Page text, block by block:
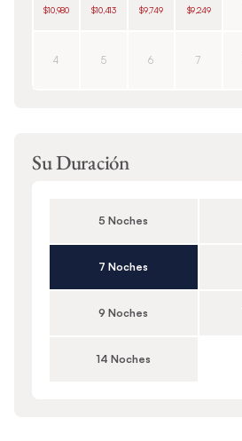
$10,980 $10,413 $9,749 $9,249
4 5 6 7
Su Duración
5 Noches
7 Noches
9 Noches
14 Noches